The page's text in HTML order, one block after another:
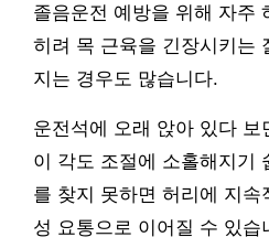
졸음운전 예방을 위해 자주
히려 목 근육을 긴장시키는
지는 경우도 많습니다.
운전석에 오래 앉아 있다
이 각도 조절에 소홀해지기
를 찾지 못하면 허리에 지
성 요통으로 이어질 수 있습